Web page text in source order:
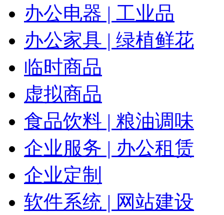
办公电器 | 工业品
办公家具 | 绿植鲜花
临时商品
虚拟商品
食品饮料 | 粮油调味
企业服务 | 办公租赁
企业定制
软件系统 | 网站建设